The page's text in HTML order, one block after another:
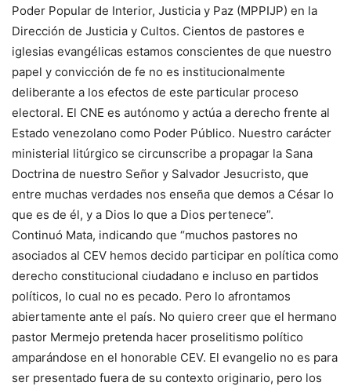
Poder Popular de Interior, Justicia y Paz (MPPIJP) en la
Dirección de Justicia y Cultos. Cientos de pastores e
iglesias evangélicas estamos conscientes de que nuestro
papel y convicción de fe no es institucionalmente
deliberante a los efectos de este particular proceso
electoral. El CNE es autónomo y actúa a derecho frente al
Estado venezolano como Poder Público. Nuestro carácter
ministerial litúrgico se circunscribe a propagar la Sana
Doctrina de nuestro Señor y Salvador Jesucristo, que
entre muchas verdades nos enseña que demos a César lo
que es de él, y a Dios lo que a Dios pertenece”.
Continuó Mata, indicando que “muchos pastores no
asociados al CEV hemos decido participar en política como
derecho constitucional ciudadano e incluso en partidos
políticos, lo cual no es pecado. Pero lo afrontamos
abiertamente ante el país. No quiero creer que el hermano
pastor Mermejo pretenda hacer proselitismo político
amparándose en el honorable CEV. El evangelio no es para
ser presentado fuera de su contexto originario, pero los